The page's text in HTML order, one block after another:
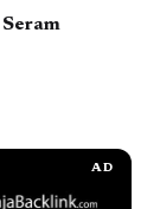
AD